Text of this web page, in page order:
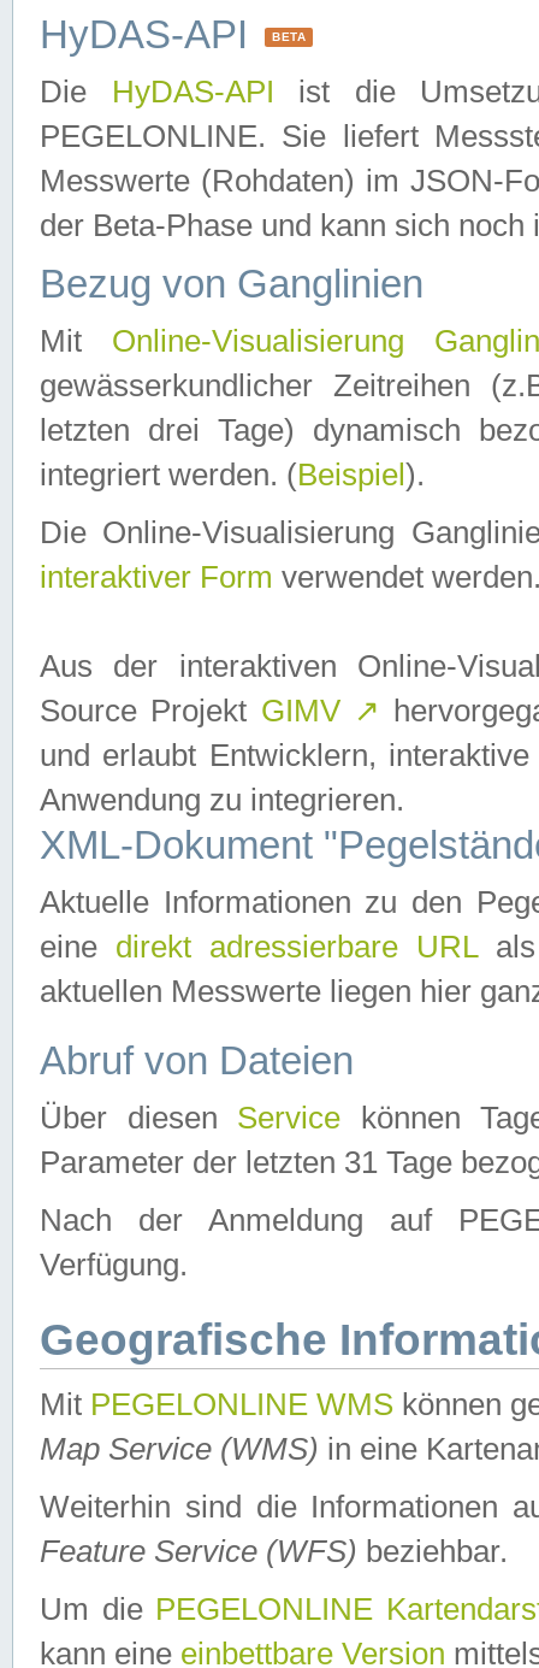
HyDAS-API BETA
Die HyDAS-API ist die
PEGELONLINE. Sie liefert
Messwerte (Rohdaten) im JSON-
der Beta-Phase und kann sich noch
Bezug von Ganglinien
Mit Online-Visualisierung
gewässerkundlicher Zeitreihen
letzten drei Tage) dynamisch
integriert werden. (Beispiel ).
Die Online-Visualisierung
interaktiver Form verwendet
Aus der interaktiven Online-
Source Projekt GIMV ↗
und erlaubt Entwicklern,
Anwendung zu integrieren.
XML-Dokument
Aktuelle Informationen zu den
eine direkt adressierbare URLals
aktuellen Messwerte liegen hier
Abruf von Dateien
Über diesen Service können
Parameter der letzten 31 Tage
Nach der Anmeldung auf
Verfügung.
Geografische
Mit PEGELONLINE WMS können
Map Service (WMS) in eine
Weiterhin sind die Informationen
Feature Service (WFS) beziehbar.
Um die PEGELONLINE
kann eine einbettbare Version